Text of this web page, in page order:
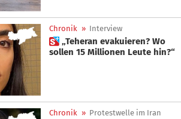
Chronik » Interview
 „Teheran evakuieren? Wo
sollen 15 Millionen Leute hin?“
Chronik » Protestwelle im Iran